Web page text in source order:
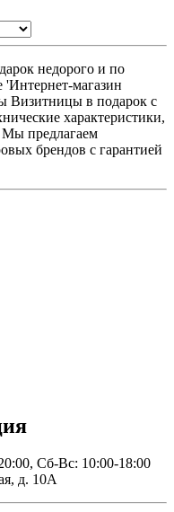
недорого и по
'Интернет-магазин
Визитницы в подарок с
характеристики,
Мы предлагаем
брендов с гарантией
Сб-Вс: 10:00-18:00
д. 10А